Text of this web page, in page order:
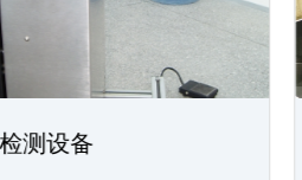
测设备